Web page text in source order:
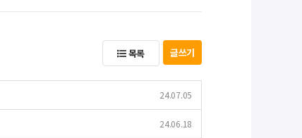
목록 글쓰기
24.07.05
24.06.18